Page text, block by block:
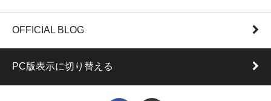
OFFICIAL BLOG
PC版表示に切り替える